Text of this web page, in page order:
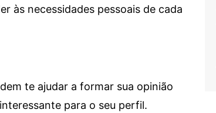
às necessidades pessoais de cada
te ajudar a formar sua opinião
para o seu perfil.